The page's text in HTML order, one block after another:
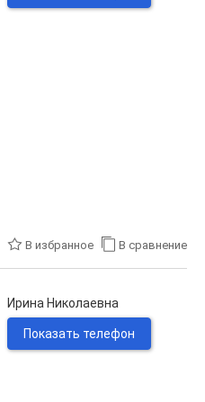
В избранное В сравнение
Ирина Николаевна
Показать телефон